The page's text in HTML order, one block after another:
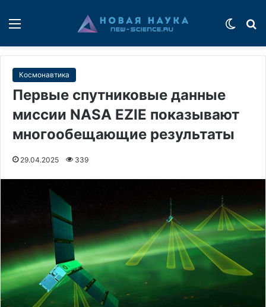
Космонавтика
Первые спутниковые данные
миссии NASA EZIE показывают
многообещающие результаты
29.04.2025 339